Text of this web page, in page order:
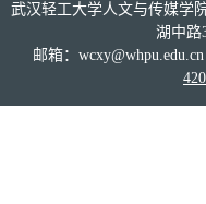
武汉轻工大学人文与传媒学
湖中路
邮箱：